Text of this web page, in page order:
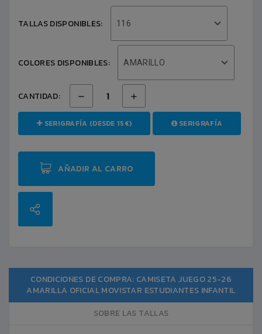
TALLAS DISPONIBLES: 116
COLORES DISPONIBLES: AMARILLO
CANTIDAD:
SERIGRAFÍA (DESDE 15€) SERIGRAFÍA
AÑADIR AL CARRO
CONDICIONES DE COMPRA: CAMISETA JUEGO 25-26
AMARILLA OFICIAL MOVISTAR ESTUDIANTES INFANTIL
SOBRE LAS TALLAS